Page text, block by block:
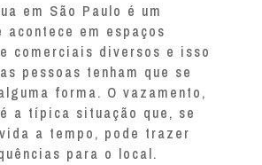
em São Paulo é um
acontece em espaços
comerciais diversos e isso
pessoas tenham que se
forma. O vazamento,
a típica situação que, se
a tempo, pode trazer
para o local.